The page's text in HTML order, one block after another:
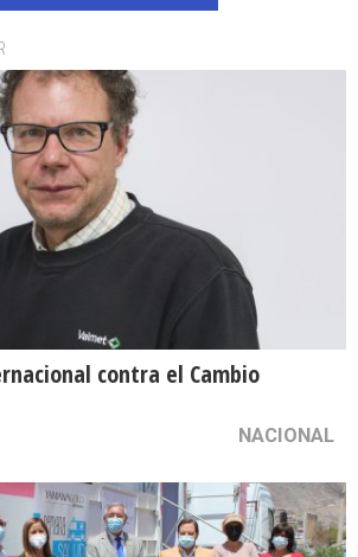
contra el Cambio
NACIONAL